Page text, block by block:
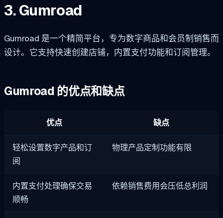
3. Gumroad
Gumroad 是一个精简平台，专为数字商品和会员制销售而
设计。它支持快速创建店铺，内置支付功能和订阅管理。
Gumroad 的优点和缺点
优点 缺点
轻松设置数字产品和订
阅
物理产品定制功能有限
内置支付处理确保交易
顺畅
依赖销售费用会压低总利润